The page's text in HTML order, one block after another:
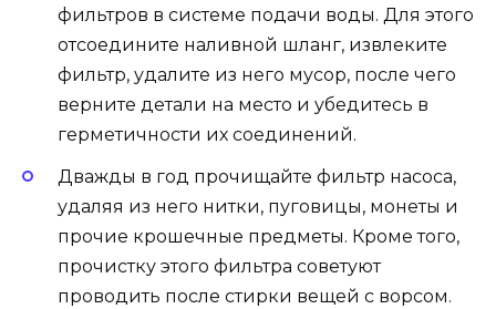
фильтров в системе подачи воды. Для этого
отсоедините наливной шланг, извлеките
фильтр, удалите из него мусор, после чего
верните детали на место и убедитесь в
герметичности их соединений.
Дважды в год прочищайте фильтр насоса,
удаляя из него нитки, пуговицы, монеты и
прочие крошечные предметы. Кроме того,
прочистку этого фильтра советуют
проводить после стирки вещей с ворсом.